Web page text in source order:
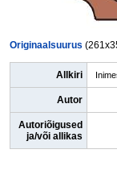
Originaalsuurus
Allkiri
Autor
Autoriõigused
ja/või allikas